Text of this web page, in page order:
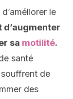
le
d’augmenter
sa motilité.
santé
de
des